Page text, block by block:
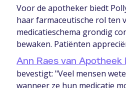
Voor de apotheker biedt
haar farmaceutische rol ten
medicatieschema grondig
bewaken. Patiënten
Ann Raes van Apotheek
bevestigt: "Veel mensen
wanneer ze hun medicatie